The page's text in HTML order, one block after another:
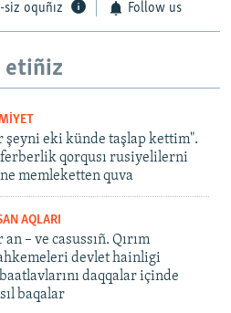
siz oquñız Follow us
etiñiz
şeyni eki künde taşlap kettim".
qorqusı rusiyelilerni
memleketten quva
AQLARI
an – ve casussıñ. Qırım
devlet hainligi
daqqalar içinde
baqalar